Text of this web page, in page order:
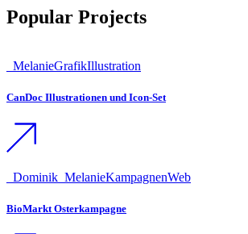
Popular Projects
_MelanieGrafikIllustration
CanDoc Illustrationen und Icon-Set
_Dominik _MelanieKampagnenWeb
BioMarkt Osterkampagne